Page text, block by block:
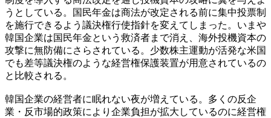
うとしている。国民年金は商法が改定される前に集中投票制
を施行できるよう議決権行使指針を変えてしまった。いまや
韓国企業は国民年金という救済者まで消え、海外投機資本の
攻撃に無防備にさらされている。少数株主運動が活発な米国
でも差等議決権のような経営権保護装置が用意されているの
と比較される。
韓国企業の経営者に眠れない夜が増えている。多くの反企
業・反市場的政策により企業負担が拡大しているのに経営権